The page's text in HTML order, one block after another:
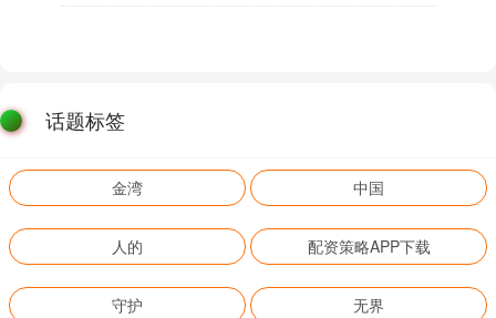
话题标签
金湾 中国
人的 配资策略APP下载
守护 无界